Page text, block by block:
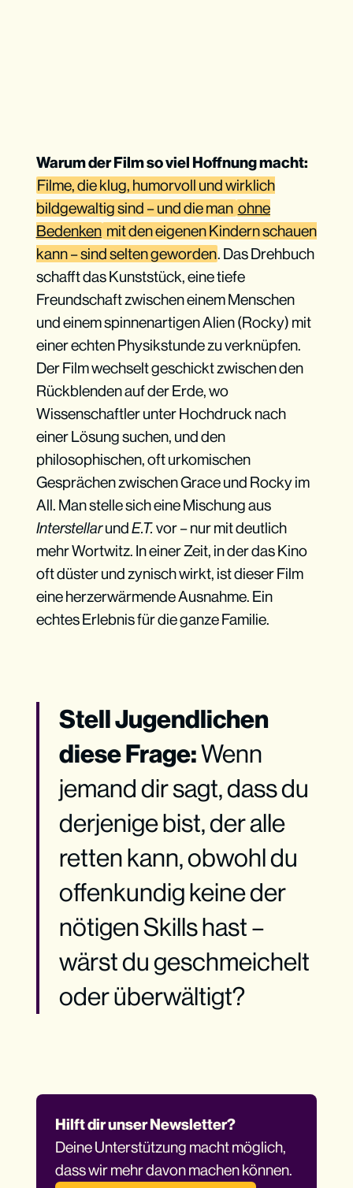
Warum der Film so viel Hoffnung macht:
Filme, die klug, humorvoll und wirklich
bildgewaltig sind – und die man ohne
Bedenken mit den eigenen Kindern schauen
kann – sind selten geworden. Das Drehbuch
schafft das Kunststück, eine tiefe
Freundschaft zwischen einem Menschen
und einem spinnenartigen Alien (Rocky) mit
einer echten Physikstunde zu verknüpfen.
Der Film wechselt geschickt zwischen den
Rückblenden auf der Erde, wo
Wissenschaftler unter Hochdruck nach
einer Lösung suchen, und den
philosophischen, oft urkomischen
Gesprächen zwischen Grace und Rocky im
All. Man stelle sich eine Mischung aus
InterstellarundE.T.vor – nur mit deutlich
mehr Wortwitz. In einer Zeit, in der das Kino
oft düster und zynisch wirkt, ist dieser Film
eine herzerwärmende Ausnahme. Ein
echtes Erlebnis für die ganze Familie.
Stell Jugendlichen
diese Frage:Wenn
jemand dir sagt, dass du
derjenige bist, der alle
retten kann, obwohl du
offenkundig keine der
nötigen Skills hast –
wärst du geschmeichelt
oder überwältigt?
Hilft dir unser Newsletter?
Deine Unterstützung macht möglich,
dass wir mehr davon machen können.